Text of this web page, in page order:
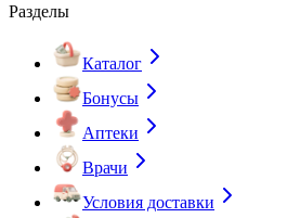
Разделы
Каталог
Бонусы
Аптеки
Врачи
Условия доставки